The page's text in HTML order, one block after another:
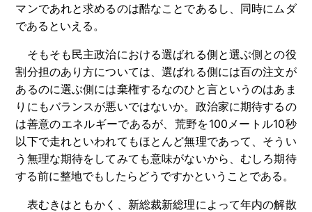
マンであれと求めるのは酷なことであるし、同時にムダ
であるといえる。
そもそも民主政治における選ばれる側と選ぶ側との役
割分担のあり方については、選ばれる側には百の注文が
あるのに選ぶ側には棄権するなのひと言というのはあま
りにもバランスが悪いではないか。政治家に期待するの
は善意のエネルギーであるが、荒野を100メートル10秒
以下で走れといわれてもほとんど無理であって、そうい
う無理な期待をしてみても意味がないから、むしろ期待
する前に整地でもしたらどうですかということである。
表むきはともかく、新総裁新総理によって年内の解散